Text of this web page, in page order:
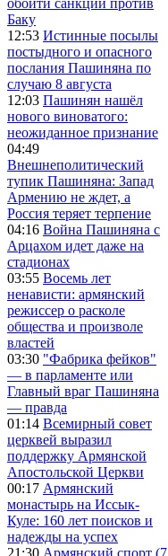
Баку
12:53 Истинные посылы
постыдного и опасного
послания Пашиняна по
случаю 8 августа
12:03 Пашинян нашёл
нового виноватого:
неожиданное признание
04:49
Внешнеполитический
тупик Пашиняна: Запад
Армению не ждет, а
Россия теряет терпение
04:16 Война Пашиняна с
Арцахом идет даже на
стадионах
03:55 Восемь лет
ненависти: армянский
режиссер о расколе
общества и произволе
властей
03:30 "Фабрика фейков"
— в парламенте или
Главный враг Пашиняна
— правда
01:14 Всемирный совет
церквей выразил
поддержку Армянской
Апостольской Церкви
00:17 Армянский
монастырь на Иссык-
Куле: 160 лет поисков и
надежды на успех
21:30 Армянский спорт (7